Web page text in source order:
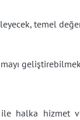
temel
halka hizmet